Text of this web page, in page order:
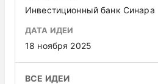
Инвестиционный банк Синара
ДАТА ИДЕИ
18 ноября 2025
ВСЕ ИДЕИ